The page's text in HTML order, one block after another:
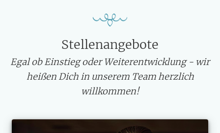
Stellenangebote
Egal ob Einstieg oder Weiterentwicklung - wir
heißen Dich in unserem Team herzlich
willkommen!